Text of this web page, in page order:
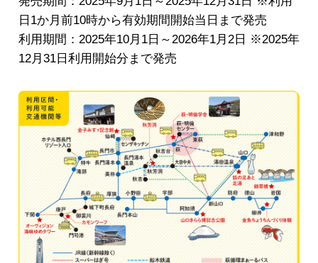
日1か月前10時から有効期間開始当日まで発売
利用期間：2025年10月1日～2026年1月2日 ※2025年
12月31日利用開始分まで発売